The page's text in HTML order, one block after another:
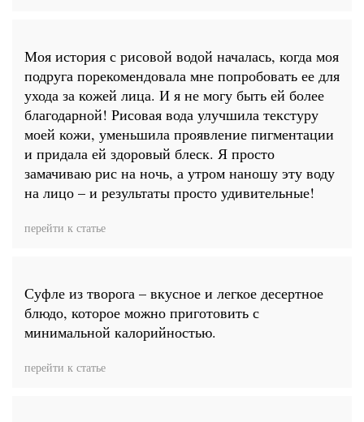
Моя история с рисовой водой началась, когда моя
подруга порекомендовала мне попробовать ее для
ухода за кожей лица. И я не могу быть ей более
благодарной! Рисовая вода улучшила текстуру
моей кожи, уменьшила проявление пигментации
и придала ей здоровый блеск. Я просто
замачиваю рис на ночь, а утром наношу эту воду
на лицо – и результаты просто удивительные!
перейти к статье
Суфле из творога – вкусное и легкое десертное
блюдо, которое можно приготовить с
минимальной калорийностью.
перейти к статье